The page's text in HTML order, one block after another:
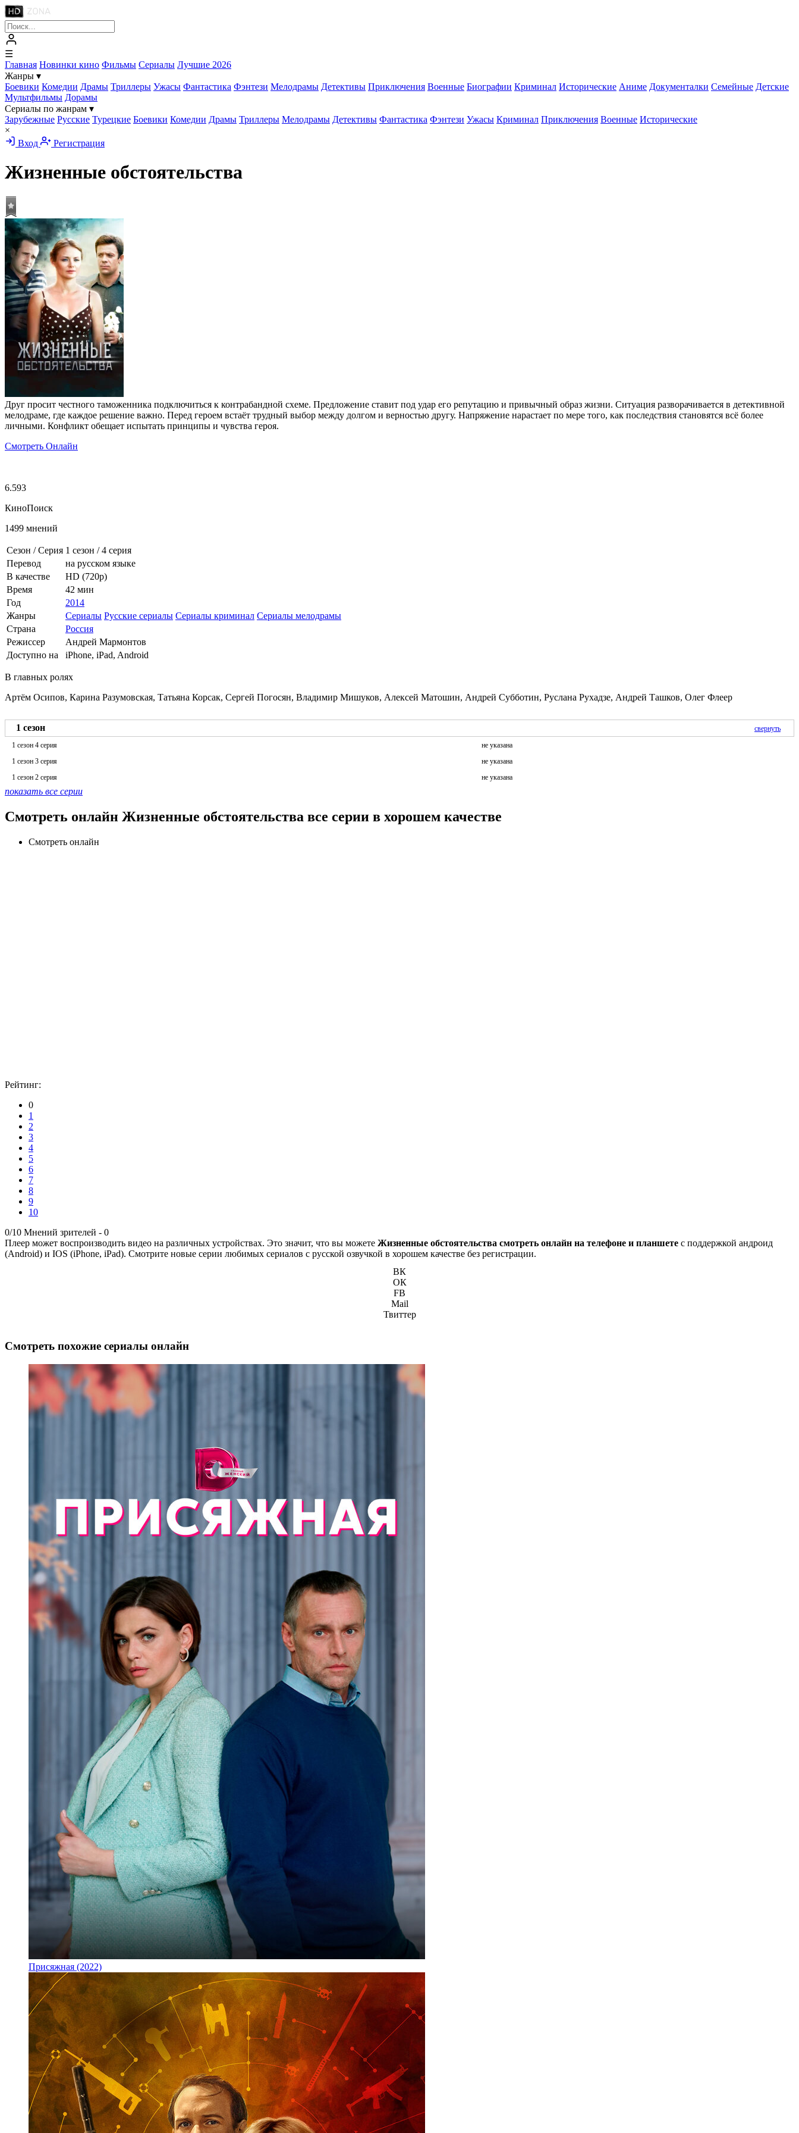
☰
Главная Новинки кино Фильмы Сериалы Лучшие 2026
Жанры ▾
Боевики Комедии Драмы Триллеры Ужасы Фантастика Фэнтези Мелодрамы Детективы Приключения Военные Биографии Криминал Исторические Аниме Документалки Семейные Детские
Мультфильмы Дорамы
Сериалы по жанрам ▾
Зарубежные Русские Турецкие Боевики Комедии Драмы Триллеры Мелодрамы Детективы Фантастика Фэнтези Ужасы Криминал Приключения Военные Исторические
×
Вход
Регистрация
Жизненные обстоятельства
Друг просит честного таможенника подключиться к контрабандной схеме. Предложение ставит под удар его репутацию и привычный образ жизни. Ситуация разворачивается в детективной
мелодраме, где каждое решение важно. Перед героем встаёт трудный выбор между долгом и верностью другу. Напряжение нарастает по мере того, как последствия становятся всё более
личными. Конфликт обещает испытать принципы и чувства героя.
Смотреть Онлайн
6.593
КиноПоиск
1499 мнений
Сезон / Серия 1 сезон /4 серия
Перевод
на русском языке
В качестве
HD (720p)
Время
42 мин
Год
2014
Жанры
Сериалы Русские сериалы Сериалы криминал Сериалы мелодрамы
Страна
Россия
Режиссер
Андрей Мармонтов
Доступно на
iPhone, iPad, Android
В главных ролях
Артём Осипов, Карина Разумовская, Татьяна Корсак, Сергей Погосян, Владимир Мишуков, Алексей Матошин, Андрей Субботин, Руслана Рухадзе, Андрей Ташков, Олег Флеер
1 сезон
свернуть
1 сезон 4 серия
не указана
1 сезон 3 серия
не указана
1 сезон 2 серия
не указана
показать все серии
Смотреть онлайн Жизненные обстоятельства все серии в хорошем качестве
Смотреть онлайн
Рейтинг:
0
1
2
3
4
5
6
7
8
9
10
0/10 Мнений зрителей - 0
Плеер может воспроизводить видео на различных устройствах. Это значит, что вы можете Жизненные обстоятельства смотреть онлайн на телефоне и планшете с поддержкой андроид
(Android) и IOS (iPhone, iPad). Смотрите новые серии любимых сериалов с русской озвучкой в хорошем качестве без регистрации.
ВК
ОК
FB
Mail
Твиттер
Смотреть похожие сериалы онлайн
Присяжная (2022)